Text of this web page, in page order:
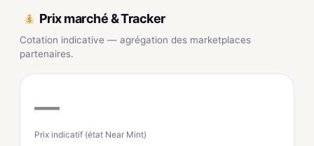
Prix marché & Tracker
Cotation indicative — agrégation des marketplaces
partenaires.
—
Prix indicatif (état Near Mint)